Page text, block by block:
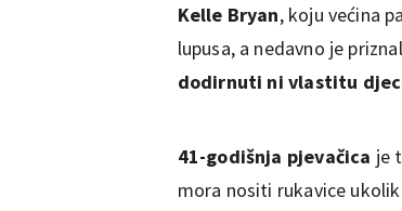
Kelle Bryan, koju većina
lupusa, a nedavno je
dodirnuti ni vlastitu
41-godišnja pjevačica je
mora nositi rukavice